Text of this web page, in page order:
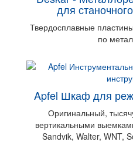
для
Твердосплавные
по
Apfel Шкаф для
Оригинальный,
вертикальными
Sandvik, Walter, WNT,